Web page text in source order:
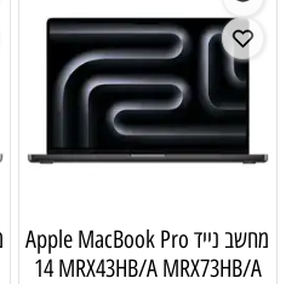
מחשב נייד Apple MacBook Pro
14 MRX43HB/A MRX73HB/A